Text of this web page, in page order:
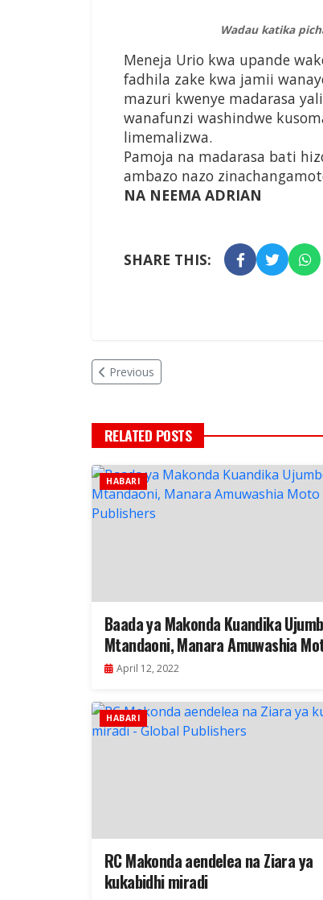
Wadau katika
Meneja Urio kwa upande
fadhila zake kwa jamii
mazuri kwenye madarasa
wanafunzi washindwe
limemalizwa.
Pamoja na madarasa bati
ambazo nazo
NA NEEMA ADRIAN
SHARE THIS:
Previous
RELATED POSTS
HABARI
Baada ya Makonda Kuandika
Mtandaoni, Manara Amuwashia
April 12, 2022
HABARI
RC Makonda aendelea na Ziara ya
kukabidhi miradi